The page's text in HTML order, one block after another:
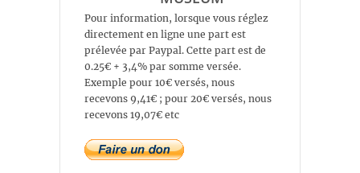
Pour information, lorsque vous réglez
directement en ligne une part est
prélevée par Paypal. Cette part est de
0.25€ + 3,4% par somme versée.
Exemple pour 10€ versés, nous
recevons 9,41€ ; pour 20€ versés, nous
recevons 19,07€ etc